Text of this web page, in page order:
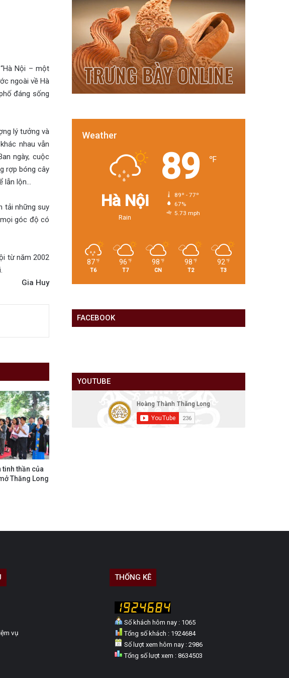
Nội – một
ngoài về Hà
đáng sống
lý tưởng và
nhau vẫn
ngày, cuộc
rợp bóng cây
lẫn lộn…
tải những suy
góc độ có
từ năm 2002
Gia Huy
tinh thần của
Thăng Long
Weather
Hà Nội
Rain
89 ℉
89º - 77º
67%
5.73 mph
87 ℉
T6
96 ℉
T7
98 ℉
CN
98 ℉
T2
92 ℉
T3
FACEBOOK
YOUTUBE
vụ
THỐNG KÊ
Số khách hôm nay : 1065
Tổng số khách : 1924684
Số lượt xem hôm nay : 2986
Tổng số lượt xem : 8634503